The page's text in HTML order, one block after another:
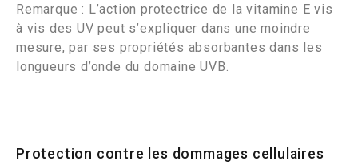
Remarque : L’action protectrice de la vitamine E vis
à vis des UV peut s’expliquer dans une moindre
mesure, par ses propriétés absorbantes dans les
longueurs d’onde du domaine UVB.
Protection contre les dommages cellulaires